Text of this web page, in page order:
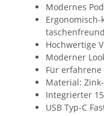
Modernes
Hochwertige
Moderner
Für
Material:
Integrierter
USB Typ-C